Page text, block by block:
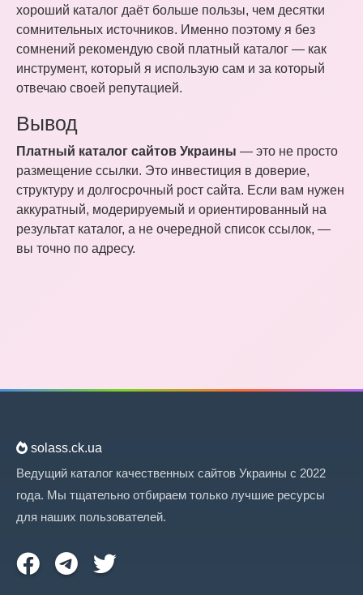
хороший каталог даёт больше пользы, чем десятки
сомнительных источников. Именно поэтому я без
сомнений рекомендую свой платный каталог — как
инструмент, который я использую сам и за который
отвечаю своей репутацией.
Вывод
Платный каталог сайтов Украины — это не просто
размещение ссылки. Это инвестиция в доверие,
структуру и долгосрочный рост сайта. Если вам нужен
аккуратный, модерируемый и ориентированный на
результат каталог, а не очередной список ссылок, —
вы точно по адресу.
solass.ck.ua
Ведущий каталог качественных сайтов Украины с 2022
года. Мы тщательно отбираем только лучшие ресурсы
для наших пользователей.